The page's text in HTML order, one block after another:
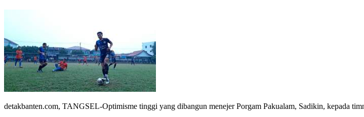
detakbanten.com, TANGSEL-Optimisme tinggi yang dibangun menejer Porgam Pakualam, Sadikin, kepada